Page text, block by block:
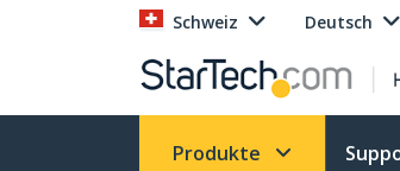
Schweiz Deutsch
Produkte